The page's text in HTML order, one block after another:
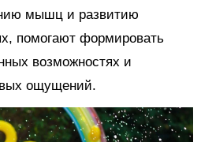
мышц и развитию
помогают формировать
возможностях и
ощущений.